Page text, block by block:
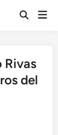
Abrir
Rivas
del